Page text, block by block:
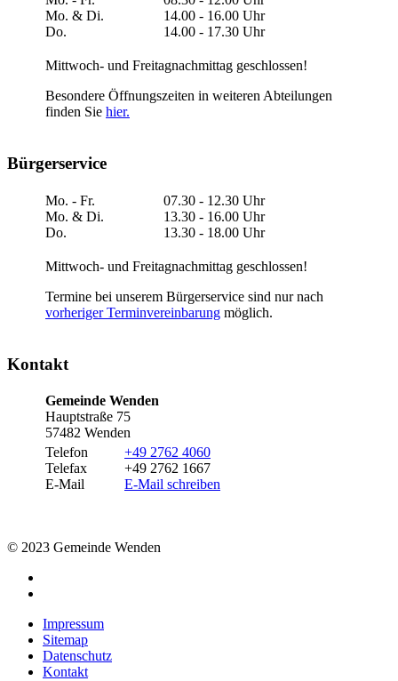
Mo. & Di.
Do.
14.00 - 16.00 Uhr
14.00 - 17.30 Uhr
Mittwoch- und Freitagnachmittag geschlossen!
Besondere Öffnungszeiten in weiteren Abteilungen
finden Sie hier.
Bürgerservice
Mo. - Fr.
Mo. & Di.
Do.
07.30 - 12.30 Uhr
13.30 - 16.00 Uhr
13.30 - 18.00 Uhr
Mittwoch- und Freitagnachmittag geschlossen!
Termine bei unserem Bürgerservice sind nur nach
vorheriger Terminvereinbarung möglich.
Kontakt
Gemeinde Wenden
Hauptstraße 75
57482 Wenden
Telefon
Telefax
E-Mail
+49 2762 4060
+49 2762 1667
E-Mail schreiben
© 2023 Gemeinde Wenden
Impressum
Sitemap
Datenschutz
Kontakt